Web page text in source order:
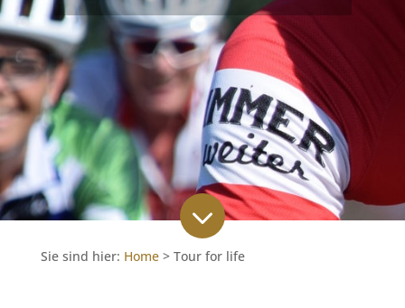
3
Sie sind hier: Home> Tour for life